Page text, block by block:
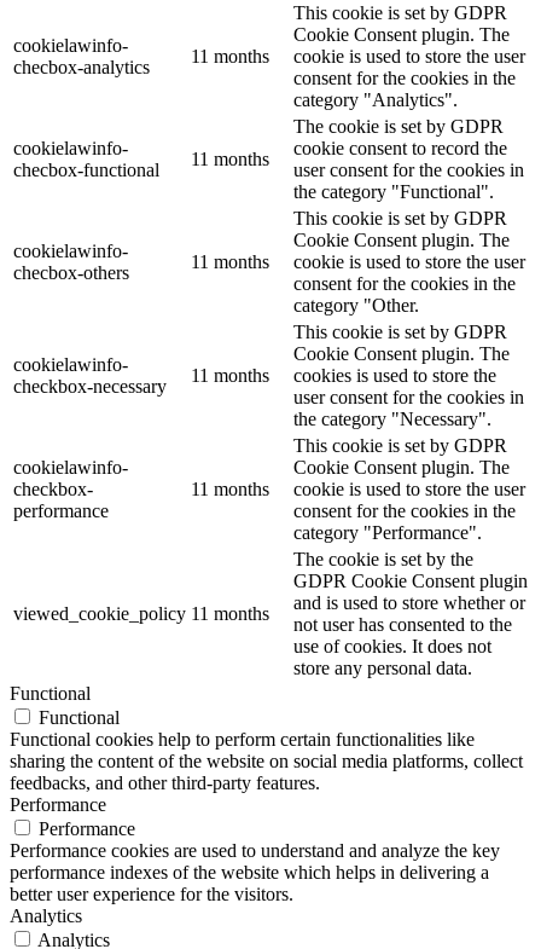
cookielawinfo-
checbox-analytics
11 months
This cookie is set by GDPR
Cookie Consent plugin. The
cookie is used to store the user
consent for the cookies in the
category "Analytics".
cookielawinfo-
checbox-functional
11 months
The cookie is set by GDPR
cookie consent to record the
user consent for the cookies in
the category "Functional".
cookielawinfo-
checbox-others
11 months
This cookie is set by GDPR
Cookie Consent plugin. The
cookie is used to store the user
consent for the cookies in the
category "Other.
cookielawinfo-
checkbox-necessary
11 months
This cookie is set by GDPR
Cookie Consent plugin. The
cookies is used to store the
user consent for the cookies in
the category "Necessary".
cookielawinfo-
checkbox-
performance
11 months
This cookie is set by GDPR
Cookie Consent plugin. The
cookie is used to store the user
consent for the cookies in the
category "Performance".
viewed_cookie_policy 11 months
The cookie is set by the
GDPR Cookie Consent plugin
and is used to store whether or
not user has consented to the
use of cookies. It does not
store any personal data.
Functional
Functional
Functional cookies help to perform certain functionalities like
sharing the content of the website on social media platforms, collect
feedbacks, and other third-party features.
Performance
Performance
Performance cookies are used to understand and analyze the key
performance indexes of the website which helps in delivering a
better user experience for the visitors.
Analytics
Analytics